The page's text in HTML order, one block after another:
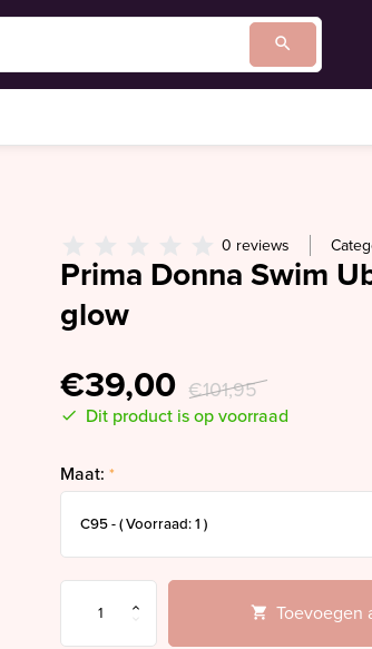
0 reviews
Prima Donna Swim
glow
€39,00 €101,95
Dit product is op voorraad
Maat: *
Toevoegen